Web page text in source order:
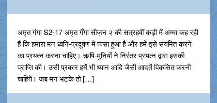
अमृत गंगा S2-17 अमृत गँगा सीज़न २ की सत्रहवीं कड़ी में अम्मा कह रही
हैं कि हमारा मन ध्वनि-प्रदूषण में फंसा हुआ है और हमें इसे संयमित करने
का प्रयत्न करना चाहिए। ऋषि-मुनियों ने निरंतर प्रयत्न द्वारा इसकी
प्राप्ति की। उसी प्रकार हमें भी ध्यान आदि जैसी आदतें विकसित करनी
चाहियें। जब मन भटके तो […]